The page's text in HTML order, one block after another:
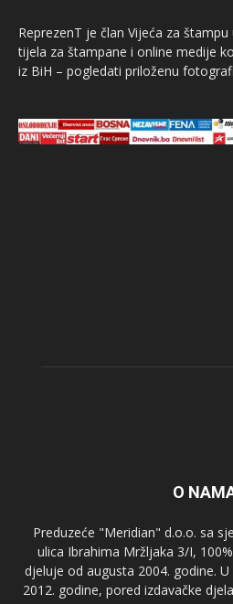
ReprezenT je član Vijeća za
tijela za štampane i online medije
iz BiH – pogledati priloženu
O
Preduzeće "Meridian" d.o.o. sa
ulica Ibrahima Mržljaka 3/I,
djeluje od augusta 2004. godine.
2012. godine, pored izdavačke